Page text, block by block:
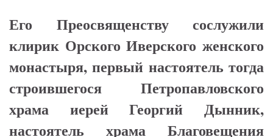
Его Преосвященству сослужили
клирик Орского Иверского женского
монастыря, первый настоятель тогда
строившегося Петропавловского
храма иерей Георгий Дынник,
настоятель храма Благовещения